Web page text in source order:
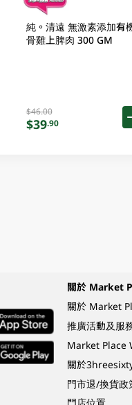
純。清遠 無激素添加有
骨雞上脾肉 300 GM
$46.00
$39.90
關於 Market
關於 Market
推廣活動及服
Market Place
關於
門市退/換貨政